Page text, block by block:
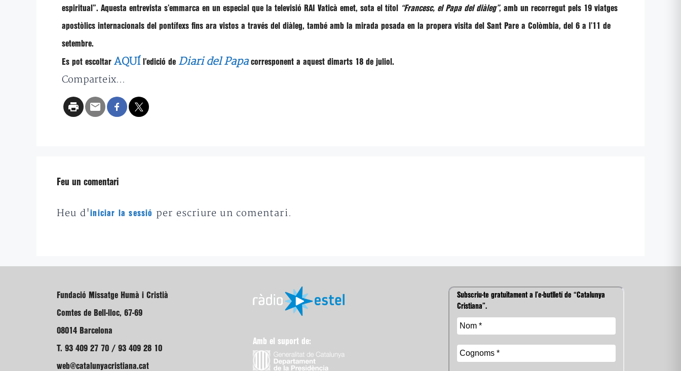
espiritual”. Aquesta entrevista s’emmarca en un especial que la televisió RAI Vaticà emet, sota el títol “Francesc, el Papa del diàleg”, amb un recorregut pels 19 viatges
apostòlics internacionals del pontífexs fins ara vistos a través del diàleg, també amb la mirada posada en la propera visita del Sant Pare a Colòmbia, del 6 a l’11 de
setembre.
Es pot escoltar AQUÍ l’edició de Diari del Papacorresponent a aquest dimarts 18 de juliol.
Comparteix...
Feu un comentari
Heu d'iniciar la sessió per escriure un comentari.
Fundació Missatge Humà i Cristià
Comtes de Bell-lloc, 67-69
08014 Barcelona
T. 93 409 27 70 / 93 409 28 10
web@catalunyacristiana.cat
Amb el suport de:
Subscriu-te gratuïtament a l’e-butlletí de “Catalunya
Cristiana”.